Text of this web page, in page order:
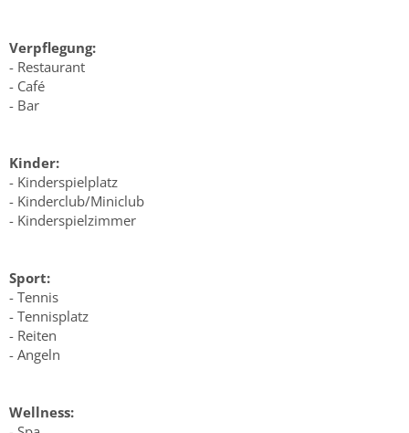
Verpflegung:
- Restaurant
- Café
- Bar
Kinder:
- Kinderspielplatz
- Kinderclub/Miniclub
- Kinderspielzimmer
Sport:
- Tennis
- Tennisplatz
- Reiten
- Angeln
Wellness: